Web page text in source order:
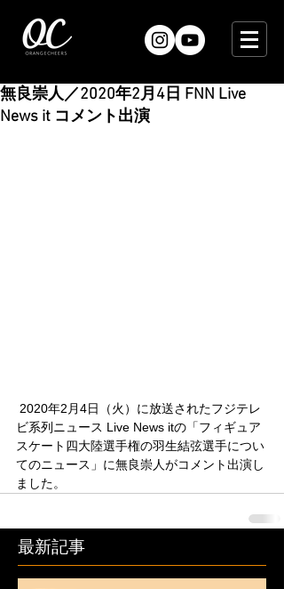
無良崇人／2020年2月4日 FNN Live
News it コメント出演
ビ系列ニュース Live News itの「フィギュア
スケート四大陸選手権の羽生結弦選手につい
てのニュース」に無良崇人がコメント出演し
ました。
最新記事